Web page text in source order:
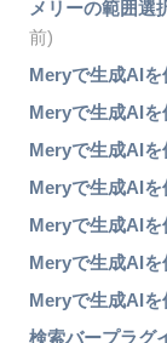
メリーの範囲選
前)
Meryで生成AI
Meryで生成AI
Meryで生成AI
Meryで生成AI
Meryで生成AI
Meryで生成AI
Meryで生成AI
検索バープラグ